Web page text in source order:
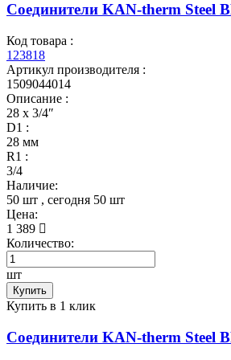
Соединители KAN-therm Steel
Код товара :
123818
Артикул производителя :
1509044014
Описание :
28 x 3/4″
D1 :
28 мм
R1 :
3/4
Наличие:
50 шт , сегодня 50 шт
Цена:
1 389
Количество:
шт
Купить
Купить в 1 клик
Соединители KAN-therm Steel